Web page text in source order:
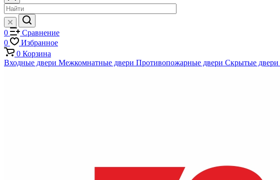
0
Сравнение
0
Избранное
0 Корзина
Входные двери Межкомнатные двери Противопожарные двери Скрытые двери